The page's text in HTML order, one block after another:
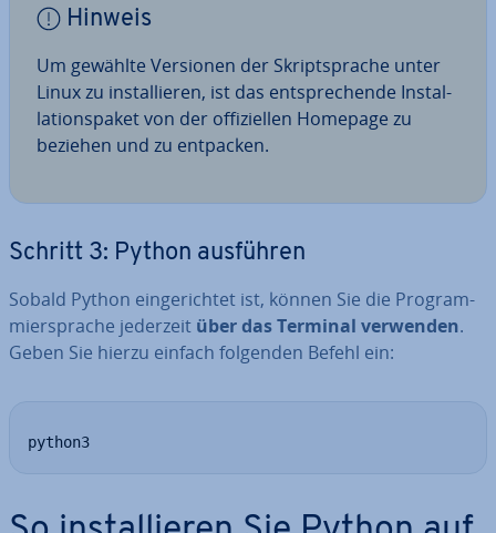
Hinweis
Um gewählte Versionen der Skript­spra­che unter
Linux zu in­stal­lie­ren, ist das ent­spre­chen­de In­stal­
la­ti­ons­pa­ket von der of­fi­zi­el­len Homepage zu
beziehen und zu entpacken.
Schritt 3: Python ausführen
Sobald Python ein­ge­rich­tet ist, können Sie die Pro­gram­
mier­spra­che jederzeit über das Terminal verwenden.
Geben Sie hierzu einfach folgenden Befehl ein:
python3